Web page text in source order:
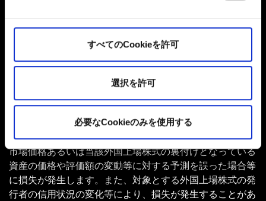
すべてのCookieを許可
選択を許可
必要なCookieのみを使用する
が発生したり、通貨の金利の変動によりオーバーナイト金
利が受取りから支払いに転じたりすることがあります。
■上記全ての取引においては、当社が提示する売価格と買
価格にスプレッド（価格差）があり、お客様から見た買価
■先物取引は各原資産の価格を指標とし、それらの変動に
対する予測を誤った場合等に損失が発生します。
■外国株式オプション取引は、対象とする外国上場株式の
市場価格あるいは当該外国上場株式の裏付けとなっている
資産の価格や評価額の変動等に対する予測を誤った場合等
に損失が発生します。また、対象とする外国上場株式の発
行者の信用状況の変化等により、損失が発生することがあ